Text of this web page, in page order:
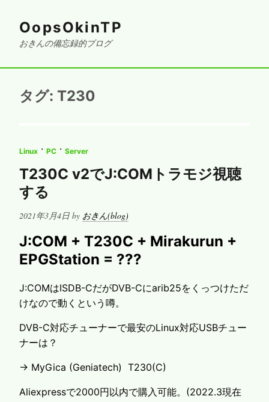
OopsOkinTP
おきんの備忘録的ブログ
タグ: T230
Linux · PC · Server
T230C v2でJ:COMトラモジ視聴
する
Posted
2021年3月4日 by おきん(blog)
J:COM + T230C + Mirakurun +
EPGStation = ???
J:COMはISDB-CだがDVB-Cにarib25をくっつけただ
けなので動くという噂。
DVB-C対応チューナーで最安のLinux対応USBチュー
ナーは？
→ MyGica (Geniatech) T230(C)
Aliexpressで2000円以内で購入可能。(2022.3現在